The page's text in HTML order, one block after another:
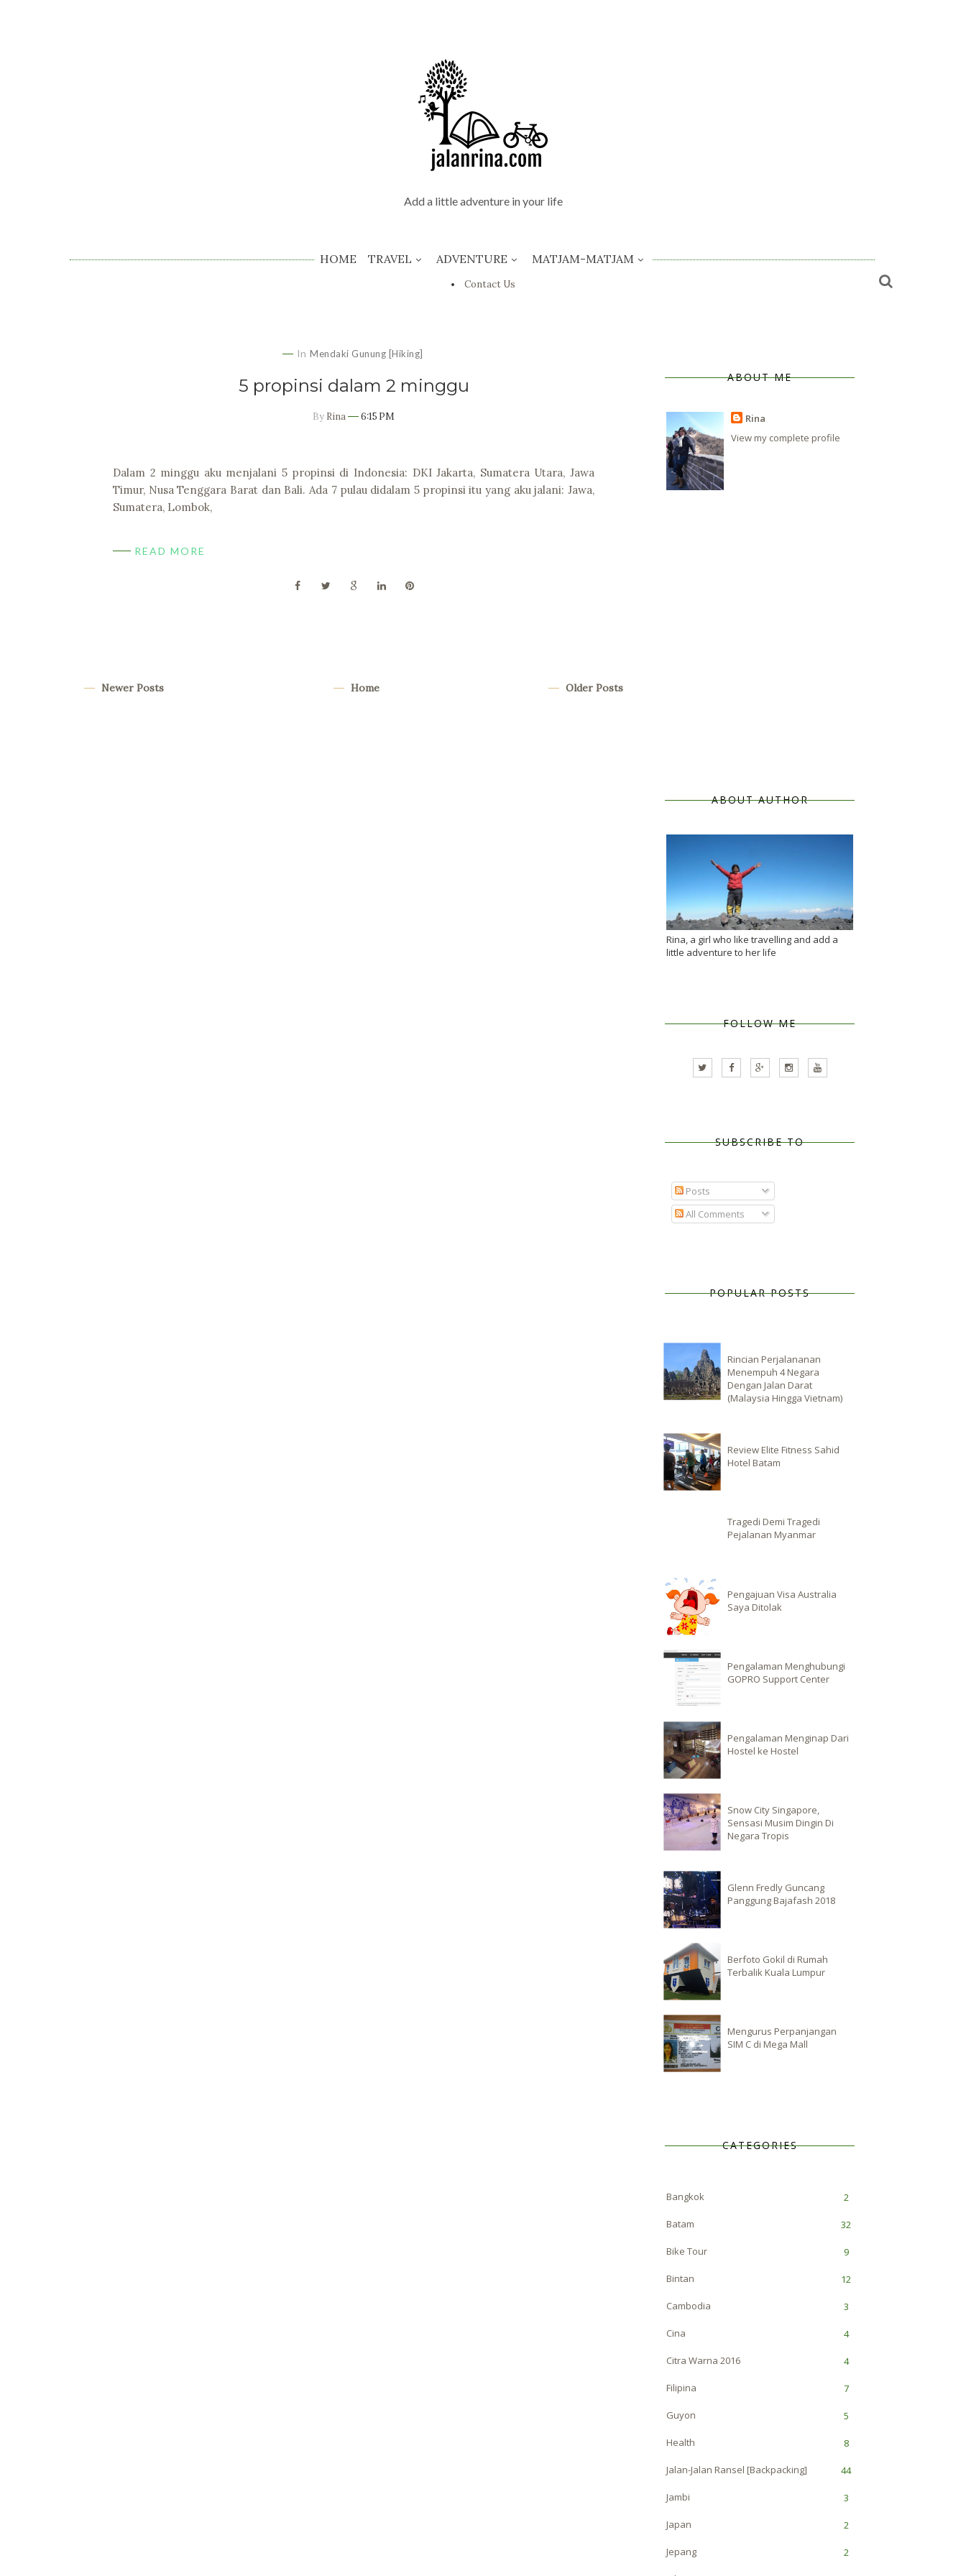
Add a little adventure in your life
HOME TRAVEL ADVENTURE MATJAM-MATJAM
Contact Us
In Mendaki Gunung [Hiking]
5 propinsi dalam 2 minggu
By Rina 6:15 PM
Dalam 2 minggu aku menjalani 5 propinsi di Indonesia: DKI Jakarta, Sumatera Utara, Jawa
Timur, Nusa Tenggara Barat dan Bali. Ada 7 pulau didalam 5 propinsi itu yang aku jalani: Jawa,
Sumatera, Lombok,
READ MORE
Newer Posts Older Posts
Home
ABOUT ME
Rina
View my complete profile
ABOUT AUTHOR
Rina, a girl who like travelling and add a
little adventure to her life
FOLLOW ME
SUBSCRIBE TO
Posts
All Comments
POPULAR POSTS
Rincian Perjalananan
Menempuh 4 Negara
Dengan Jalan Darat
(Malaysia Hingga Vietnam)
Review Elite Fitness Sahid
Hotel Batam
Tragedi Demi Tragedi
Pejalanan Myanmar
Pengajuan Visa Australia
Saya Ditolak
Pengalaman Menghubungi
GOPRO Support Center
Pengalaman Menginap Dari
Hostel ke Hostel
Snow City Singapore,
Sensasi Musim Dingin Di
Negara Tropis
Glenn Fredly Guncang
Panggung Bajafash 2018
Berfoto Gokil di Rumah
Terbalik Kuala Lumpur
Mengurus Perpanjangan
SIM C di Mega Mall
CATEGORIES
Bangkok 2
Batam 32
Bike Tour 9
Bintan 12
Cambodia 3
Cina 4
Citra Warna 2016 4
Filipina 7
Guyon 5
Health 8
Jalan-Jalan Ransel [Backpacking] 44
Jambi 3
Japan 2
Jepang 2